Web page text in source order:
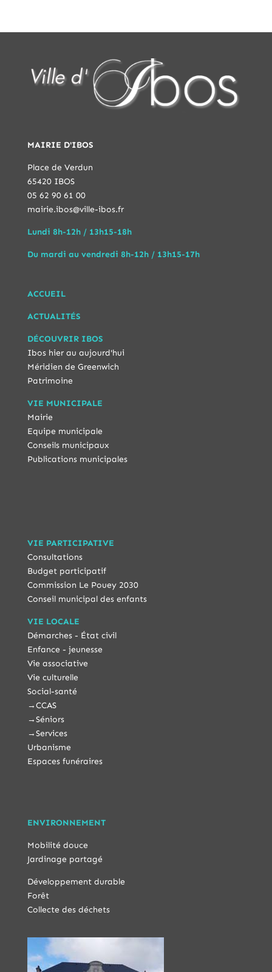
MAIRIE D'IBOS
Place de Verdun
65420 IBOS
05 62 90 61 00
mairie.ibos@ville-ibos.fr
Lundi 8h-12h / 13h15-18h
Du mardi au vendredi 8h-12h / 13h15-17h
ACCUEIL
ACTUALITÉS
DÉCOUVRIR IBOS
Ibos hier au aujourd'hui
Méridien de Greenwich
Patrimoine
VIE MUNICIPALE
Mairie
Equipe municipale
Conseils municipaux
Publications municipales
VIE PARTICIPATIVE
Consultations
Budget participatif
Commission Le Pouey 2030
Conseil municipal des enfants
VIE LOCALE
Démarches - État civil
Enfance - jeunesse
Vie associative
Vie culturelle
Social-santé
→CCAS
→Séniors
→Services
Urbanisme
Espaces funéraires
ENVIRONNEMENT
Mobilité douce
Jardinage partagé
Développement durable
Forêt
Collecte des déchets